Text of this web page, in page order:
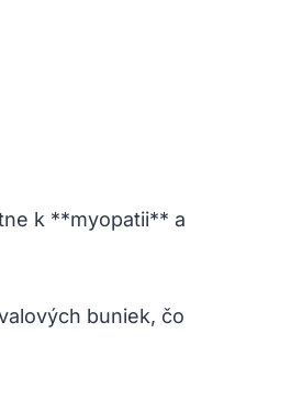
k **myopatii** a
buniek, čo